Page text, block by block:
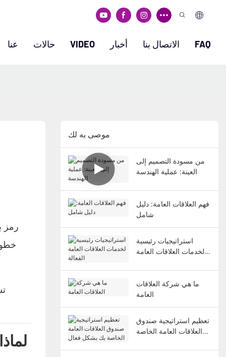
عنا حالات VIDEO أخبار الاتصال بنا FAQ
1.
موصى به لك
من مسودة التصميم إلى
العينة: عملية الهندسة
فهم العلاقات العامة: دليل
شامل
استراتيجيات رئيسية
لخدمات العلاقات العامة
ما هي شركة العلاقات
العامة
تعظيم استراتيجية صندوق
العلاقات العامة الخاصة